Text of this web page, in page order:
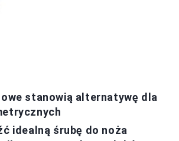
stanowią alternatywę dla
idealną śrubę do noża